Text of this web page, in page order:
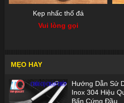
MẸO HAY
Hướng Dẫn Sử
Inox 304 Hiệu
Bẩn Cứng Đầu
Kẹp nhấc thố đá
Vui lòng gọi